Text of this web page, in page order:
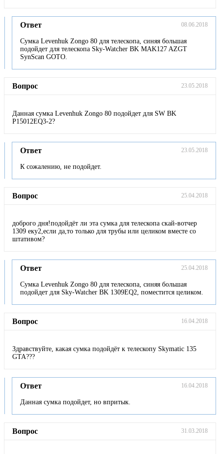
Ответ 08.06.2018
Сумка Levenhuk Zongo 80 для телескопа, синяя большая
подойдет для телескопа Sky-Watcher BK MAK127 AZGT
SynScan GOTO.
Вопрос 23.05.2018
Данная сумка Levenhuk Zongo 80 подойдет для SW BK
P15012EQ3-2?
Ответ 23.05.2018
К сожалению, не подойдет.
Вопрос 25.04.2018
доброго дня!подойдёт ли эта сумка для телескопа скай-вотчер
1309 еку2,если да,то только для трубы или целиком вместе со
штативом?
Ответ 25.04.2018
Сумка Levenhuk Zongo 80 для телескопа, синяя большая
подойдет для Sky-Watcher BK 1309EQ2, поместится целиком.
Вопрос 16.04.2018
Здравствуйте, какая сумка подойдёт к телескопу Skymatic 135
GTA???
Ответ 16.04.2018
Данная сумка подойдет, но впритык.
Вопрос 31.03.2018